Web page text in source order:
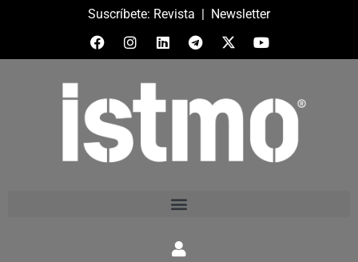
Suscríbete: Revista | Newsletter